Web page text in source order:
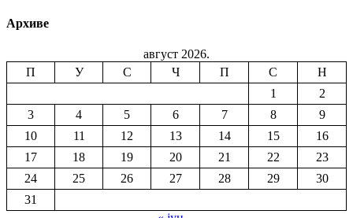
Архиве
август 2026.
П
У С Ч П С
Н
1
2
3
4 5 6 7 8
9
10
11 12 13 14 15
16
17
18 19 20 21 22
23
24
25 26 27 28 29
30
31